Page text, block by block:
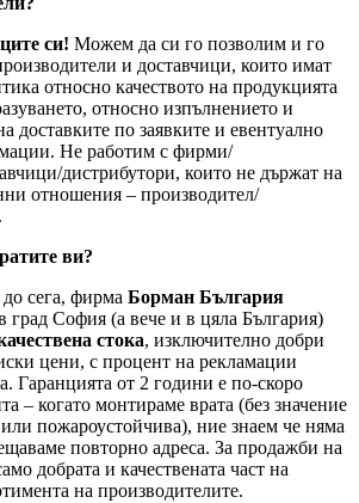
си! Можем да си го позволим и го
и доставчици, които имат
относно качеството на продукцията
относно изпълнението и
доставките по заявките и евентуално
Не работим с фирми/
дистрибутори, които не държат на
отношения – производител/
ви?
сега, фирма Борман България
град София (а вече и в цяла България)
стока, изключително добри
цени, с процент на рекламации
Гаранцията от 2 години е по-скоро
– когато монтираме врата (без значение
пожароустойчива), ние знаем че няма
повторно адреса. За продажби на
добрата и качествената част на
на производителите.